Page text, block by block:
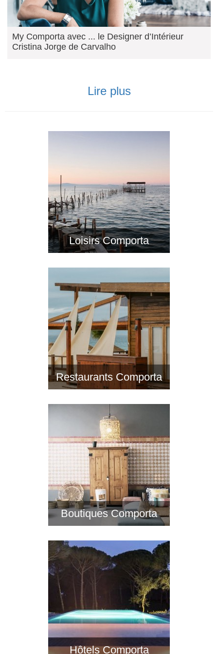
My Comporta avec ... le Designer d’Intérieur
Cristina Jorge de Carvalho
Lire plus
Loisirs Comporta
Restaurants Comporta
Boutiques Comporta
Hôtels Comporta